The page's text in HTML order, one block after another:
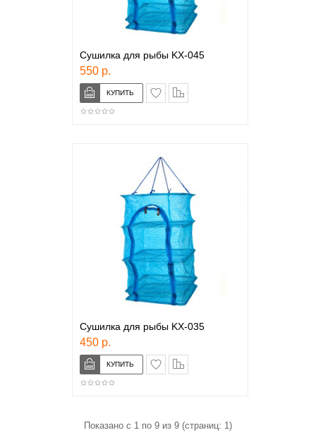
Сушилка для рыбы KX-045
550 р.
в закладки
Сушилка для рыбы KX-035
450 р.
в закладки
Показано с 1 по 9 из 9 (страниц: 1)